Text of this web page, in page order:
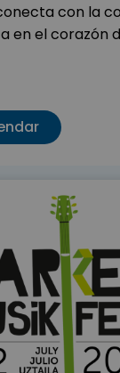
con la
en el corazón